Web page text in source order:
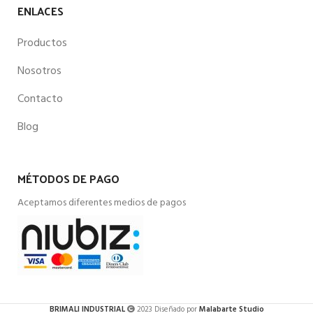
ENLACES
Productos
Nosotros
Contacto
Blog
MÉTODOS DE PAGO
Aceptamos diferentes medios de pagos
BRIMALI INDUSTRIAL 2023 Diseñado porMalabarte Studio